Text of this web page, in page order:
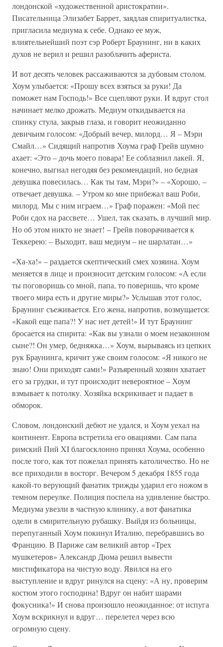
лондонской «художественной аристократии».
Писательница Элизабет Баррет, заядлая спиритуалистка,
пригласила медиума к себе. Однако ее муж,
влиятельнейший поэт сэр Роберт Браунинг, ни в каких
духов не верил и решил разоблачить афериста.
И вот десять человек рассаживаются за дубовым столом.
Хоум улыбается: «Прошу всех взяться за руки! Да
поможет нам Господь!» Все сцепляют руки. И вдруг стол
начинает мелко дрожать. Медиум откидывается на
спинку стула, закрыв глаза, и говорит неожиданно
девичьим голосом: «Добрый вечер, милорд… Я – Мэри
Смайл…» Сидящий напротив Хоума граф Грейв шумно
ахает: «Это – дочь моего повара! Ее соблазнил лакей. Я,
конечно, выгнал негодяя без рекомендаций, но бедная
девушка повесилась… Как ты там, Мэри?» – «Хорошо, –
отвечает девушка. – Утром ко мне прибежал ваш Роби,
милорд. Мы с ним играем…» Граф поражен: «Мой пес
Роби сдох на рассвете… Ушел, так сказать, в лучший мир.
Но об этом никто не знает! – Грейв поворачивается к
Теккерею: – Выходит, ваш медиум – не шарлатан…»
«Ха-ха!» – раздается скептический смех хозяина. Хоум
меняется в лице и произносит детским голосом: «А если
ты поговоришь со мной, папа, то поверишь, что кроме
твоего мира есть и другие миры?» Услышав этот голос,
Браунинг съеживается. Его жена, напротив, возмущается:
«Какой еще папа?! У нас нет детей!» И тут Браунинг
бросается на спирита: «Как вы узнали о моем незаконном
сыне?! Он умер, бедняжка…» Хоум, вырываясь из цепких
рук Браунинга, кричит уже своим голосом: «Я никого не
знаю! Они приходят сами!» Разъяренный хозяин хватает
его за грудки, и тут происходит невероятное – Хоум
взмывает к потолку. Хозяйка вскрикивает и падает в
обморок.
Словом, лондонский дебют не удался, и Хоум уехал на
континент. Европа встретила его овациями. Сам папа
римский Пий XI благосклонно принял Хоума, особенно
после того, как тот пожелал принять католичество. Но не
все приходили в восторг. Вечером 5 декабря 1855 года
какой-то верующий фанатик трижды ударил его ножом в
темном переулке. Полиция поспела на удивление быстро.
Медиума увезли в частную клинику, а вот фанатика
одели в смирительную рубашку. Выйдя из больницы,
перепуганный Хоум покинул Италию, перебравшись во
Францию. В Париже сам великий автор «Трех
мушкетеров» Александр Дюма решил вывести
мистификатора на чистую воду. Явился на его
выступление и вдруг ринулся на сцену: «А ну, проверим
костюм этого господина! Вдруг он набит шарами
фокусника!» И снова произошло неожиданное: от испуга
Хоум вскрикнул и вдруг… перелетел через всю
огромную сцену.